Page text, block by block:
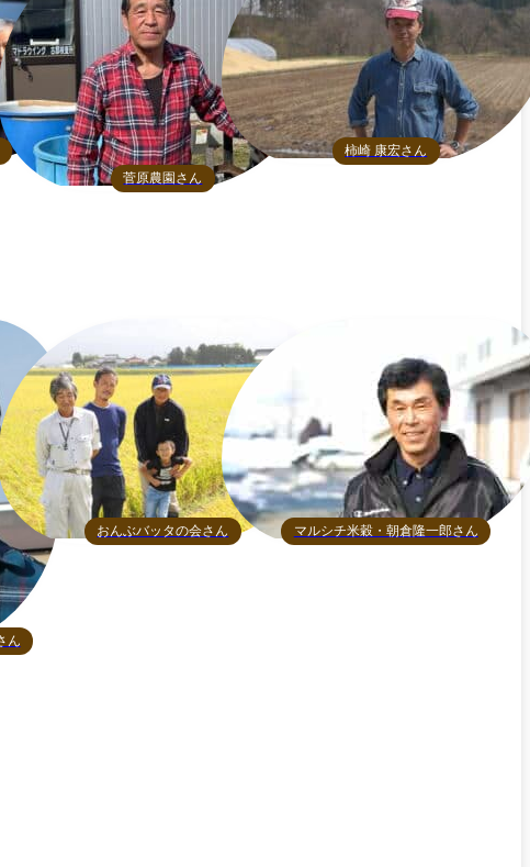
菅原農園さん
柿崎 康宏さん
ん
おんぶバッタの会さん マルシチ米穀・朝倉隆一郎さん